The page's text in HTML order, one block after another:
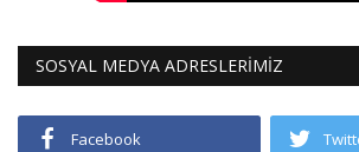
SOSYAL MEDYA ADRESLERİMİZ
Facebook